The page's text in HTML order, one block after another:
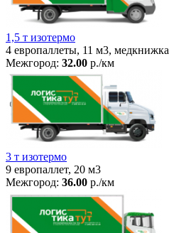
1,5 т изотермо
4 европаллеты, 11 м3, медкнижка
Межгород: 32.00 р./км
3 т изотермо
9 европаллет, 20 м3
Межгород: 36.00 р./км